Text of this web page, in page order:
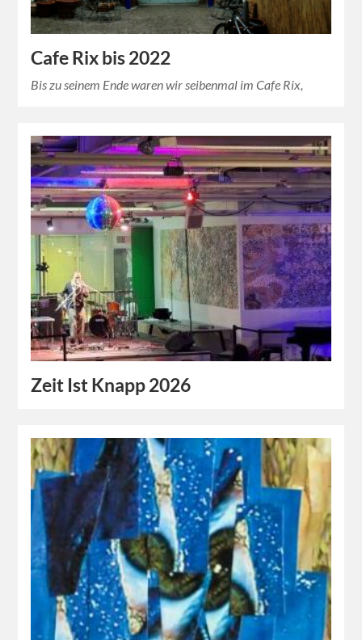
Cafe Rix bis 2022
Bis zu seinem Ende waren wir seibenmal im Cafe Rix,
Zeit Ist Knapp 2026